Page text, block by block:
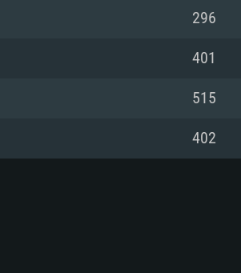
Metal.
Resolução mínima
296
401
515
402